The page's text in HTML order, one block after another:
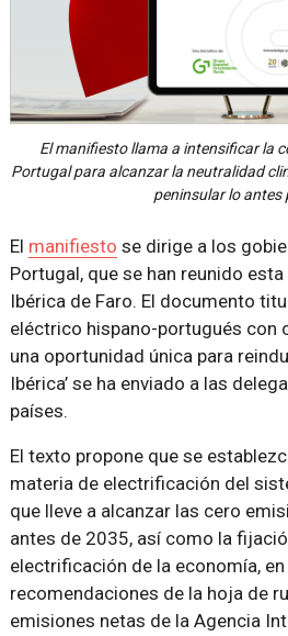
El manifiesto llama a intensificar la
Portugal para alcanzar la neutralidad
peninsular lo antes
El manifiesto se dirige a los
Portugal, que se han reunido
Ibérica de Faro. El documento
eléctrico hispano-portugués con
una oportunidad única para
Ibérica’ se ha enviado a las
países.
El texto propone que se
materia de electrificación del
que lleve a alcanzar las cero
antes de 2035, así como la
electrificación de la economía,
recomendaciones de la hoja de
emisiones netas de la Agencia